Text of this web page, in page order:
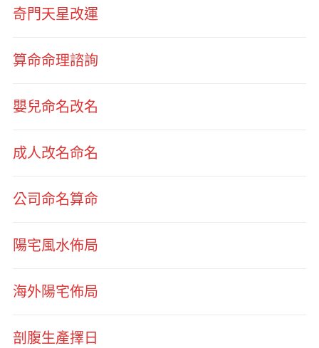
奇門天星改運
算命命理諮詢
嬰兒命名改名
成人改名命名
公司命名算命
陽宅風水佈局
海外陽宅佈局
剖腹生產擇日